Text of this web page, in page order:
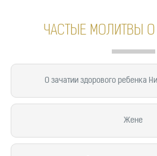
ЧАСТЫЕ МОЛИТВЫ
О зачатии здорового ребенка
Жене